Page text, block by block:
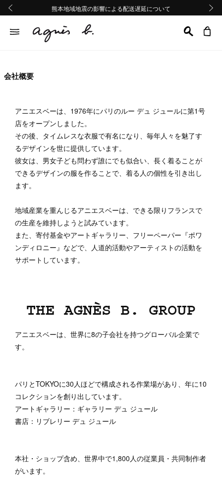
熊本地域地震の影響による配送遅延について
Summer Sale 2buy10%OFF!!
熊本地域地震の影響による配送遅延について
Summer Sale 2buy10%OFF!!
会社概要
アニエスベーは、1976年にパリのルー デュ ジュールに第1号
店をオープンしました。
その後、タイムレスな衣服で有名になり、毎年人々を魅了す
るデザインを世に提供しています。
彼女は、男女子ども問わず誰にでも似合い、長く着ることが
できるデザインの服を作ることで、着る人の個性を引き出し
ます。
地域産業を重んじるアニエスベーは、できる限りフランスで
の生産を維持しようと試みています。
また、寄付基金やアートギャラリー、フリーペーパー『ポワ
ンディロニー』などで、人道的活動やアーティストの活動を
サポートしています。
THE AGNÈS B. GROUP
アニエスベーは、世界に8の子会社を持つグローバル企業で
す。
パリとTOKYOに30人ほどで構成される作業場があり、年に10
コレクションを創り出しています。
アートギャラリー：ギャラリー デュ ジュール
書店：リブレリー デュ ジュール
本社・ショップ含め、世界中で1,800人の従業員・共同制作者
がいます。